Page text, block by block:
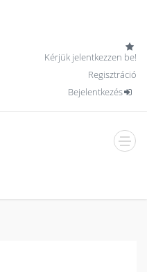
Kérjük jelentkezzen be!
Regisztráció
Bejelentkezés